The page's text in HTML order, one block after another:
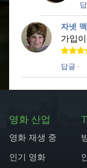
자넷
가입
답글 ·
영화 산업
영화 재생 중
인기 영화